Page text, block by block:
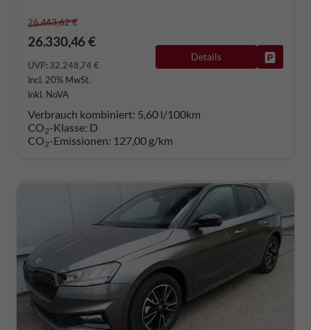
26.443,62 €
26.330,46 €
UVP:32.248,74 €
incl. 20% MwSt.
inkl. NoVA
Details
Verbrauch kombiniert: 5,60 l/100km
CO2-Klasse: D
CO2-Emissionen: 127,00 g/km